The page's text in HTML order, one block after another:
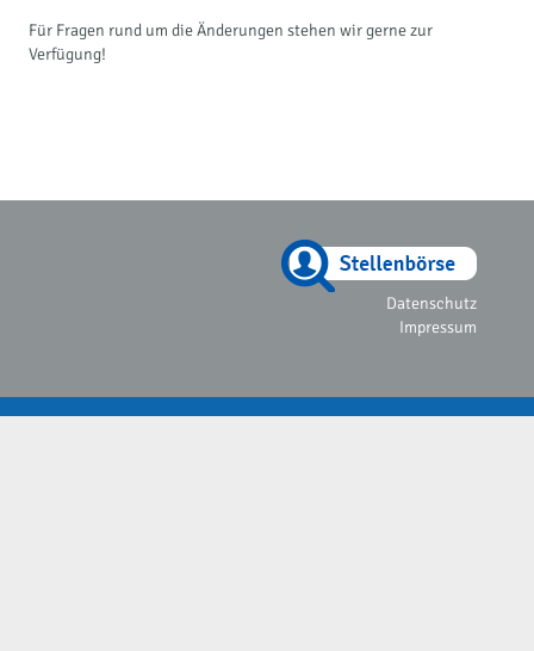
Für Fragen rund um die Änderungen stehen wir gerne zur
Verfügung!
Datenschutz
Impressum